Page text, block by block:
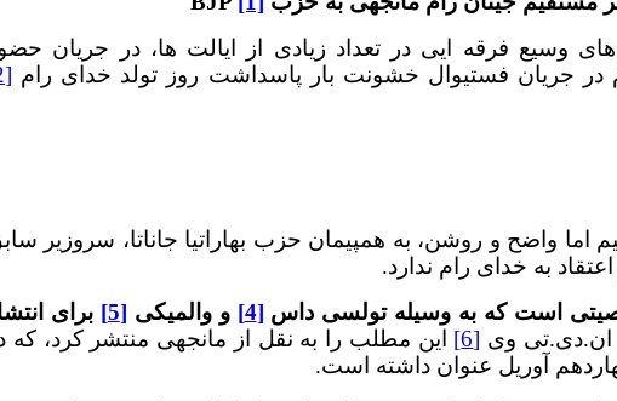
وسیع فرقه ایی در تعداد زیادی از ایالت ها، در جریان
در جریان فستیوال خشونت بار پاسداشت روز تولد خدای رام [2]
واضح و روشن، به همپیمان حزب بهاراتیا جاناتا، سروزیر
به خدای رام ندارد.
است که به وسیله تولسی داس [4] و والمیکی [5]
برای
ان.دی.تی وی [6]
این مطلب را به نقل از مانجهی منتشر کرد، که
آوریل عنوان داشته است.